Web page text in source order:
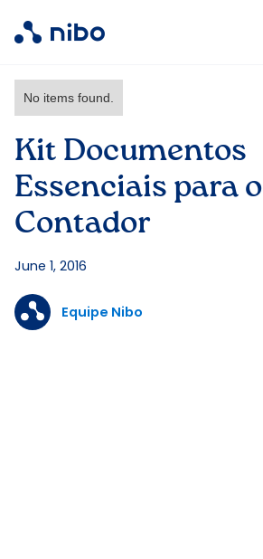
No items found.
Kit Documentos
Essenciais para o
Contador
June 1, 2016
Equipe Nibo